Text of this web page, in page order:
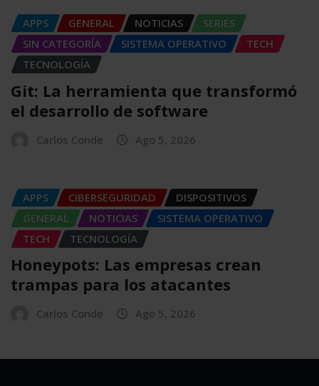
APPS GENERAL NOTICIAS
SERIES
SIN CATEGORÍA
SISTEMA OPERATIVO
TECH
TECNOLOGÍA
Git: La herramienta que transformó
el desarrollo de software
Carlos Conde Ago 5, 2026
APPS CIBERSEGURIDAD
DISPOSITIVOS
GENERAL
NOTICIAS
SISTEMA OPERATIVO
TECH
TECNOLOGÍA
Honeypots: Las empresas crean
trampas para los atacantes
Carlos Conde Ago 5, 2026